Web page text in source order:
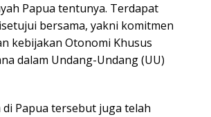
Papua tentunya. Terdapat
bersama, yakni komitmen
kebijakan Otonomi Khusus
dalam Undang-Undang (UU)
Papua tersebut juga telah